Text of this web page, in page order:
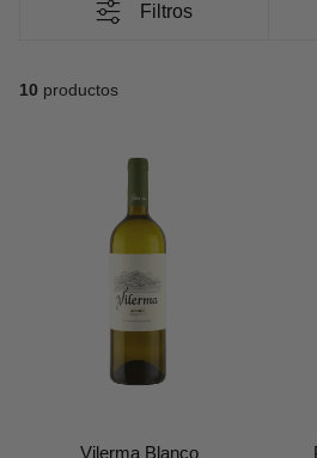
Carácter hallarás:
nuestros vinos de albariño y
y alcanza su máxima expresión.
vinos de otras regiones como
sus vinos estructurados y
Distintos tipos de elaboración:
puedes elegir entre vinos albariño
Desde jóvenes y frutales hasta
Puedes
Filtros
10 productos
Vilerma Blanco